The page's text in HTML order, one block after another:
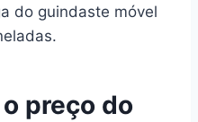
do guindaste móvel
preço do